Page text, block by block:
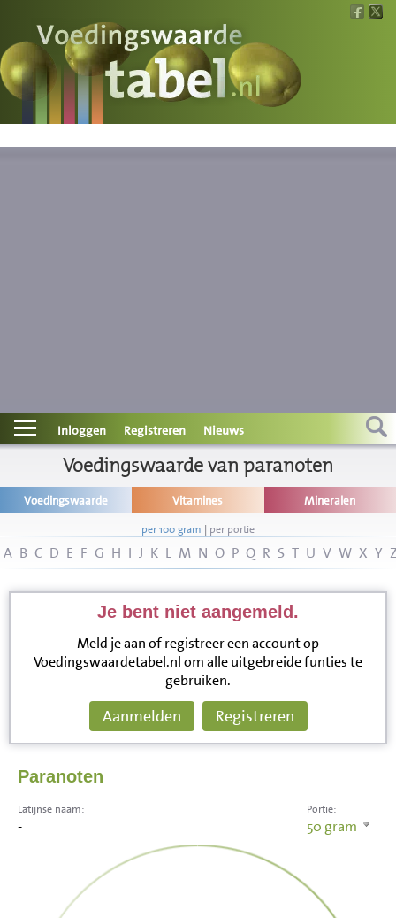
Voedingswaarde
Wat is wat?
Contact
Informatie
Disclaimer
Inloggen Registreren Nieuws
Voedingswaarde van paranoten
Voedingswaarde Vitamines Mineralen
per 100 gram | per portie
A B C D E F G H I J K L M N O P Q R S T U V W X Y
Je bent niet aangemeld.
Meld je aan of registreer een account op
Voedingswaardetabel.nl om alle uitgebreide funties te
gebruiken.
Aanmelden Registreren
Paranoten
Portie:
50 gram
Latijnse naam:
-